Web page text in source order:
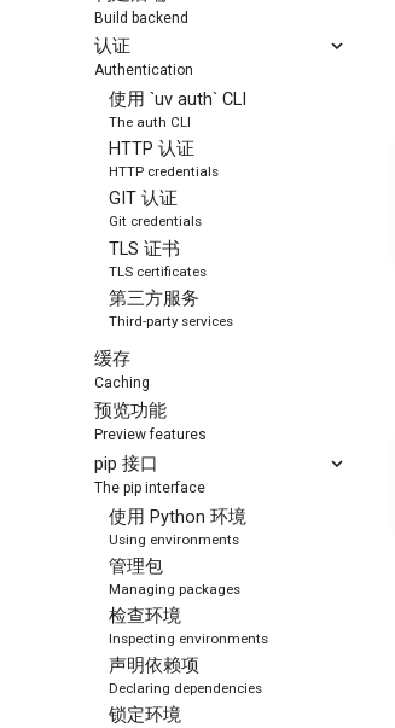
Build backend
认证
Authentication
使用 `uv auth` CLI
The auth CLI
HTTP 认证
HTTP credentials
GIT 认证
Git credentials
TLS 证书
TLS certificates
第三方服务
Third-party services
缓存
Caching
预览功能
Preview features
pip 接口
The pip interface
使用 Python 环境
Using environments
管理包
Managing packages
检查环境
Inspecting environments
声明依赖项
Declaring dependencies
锁定环境